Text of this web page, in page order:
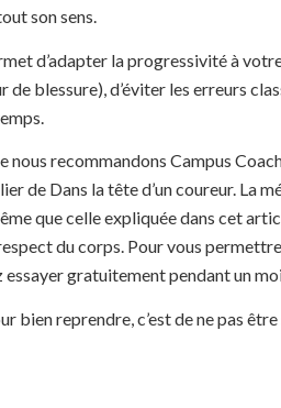
son sens.
d’adapter la progressivité à
de blessure), d’éviter les erreurs
nous recommandons Campus
de Dans la tête d’un coureur. La
que celle expliquée dans cet
du corps. Pour vous
essayer gratuitement pendant un
bien reprendre, c’est de ne pas être